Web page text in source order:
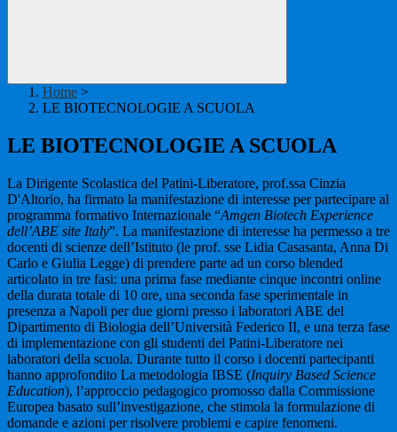
Home >
LE BIOTECNOLOGIE A SCUOLA
LE BIOTECNOLOGIE A SCUOLA
La Dirigente Scolastica del Patini-Liberatore, prof.ssa Cinzia
D'Altorio, ha firmato la manifestazione di interesse per partecipare al
programma formativo Internazionale “Amgen Biotech Experience
dell’ABE site Italy”. La manifestazione di interesse ha permesso a tre
docenti di scienze dell’Istituto (le prof. sse Lidia Casasanta, Anna Di
Carlo e Giulia Legge) di prendere parte ad un corso blended
articolato in tre fasi: una prima fase mediante cinque incontri online
della durata totale di 10 ore, una seconda fase sperimentale in
presenza a Napoli per due giorni presso i laboratori ABE del
Dipartimento di Biologia dell’Università Federico II, e una terza fase
di implementazione con gli studenti del Patini-Liberatore nei
laboratori della scuola. Durante tutto il corso i docenti partecipanti
hanno approfondito La metodologia IBSE (Inquiry Based Science
Education), l’approccio pedagogico promosso dalla Commissione
Europea basato sull’investigazione, che stimola la formulazione di
domande e azioni per risolvere problemi e capire fenomeni.